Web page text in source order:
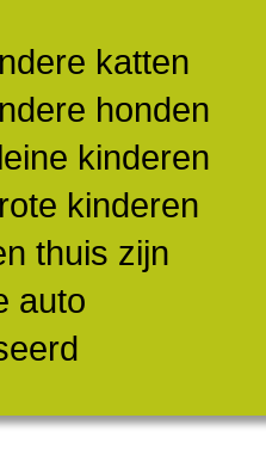
katten
honden
kinderen
kinderen
thuis zijn
auto